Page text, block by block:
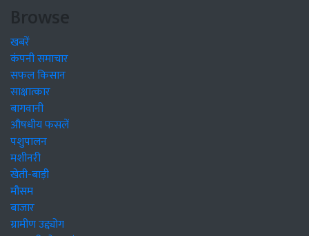
Browse
खबरें
कंपनी समाचार
सफल किसान
साक्षात्कार
बागवानी
औषधीय फसलें
पशुपालन
मशीनरी
खेती-बाड़ी
मौसम
बाजार
ग्रामीण उद्द्योग